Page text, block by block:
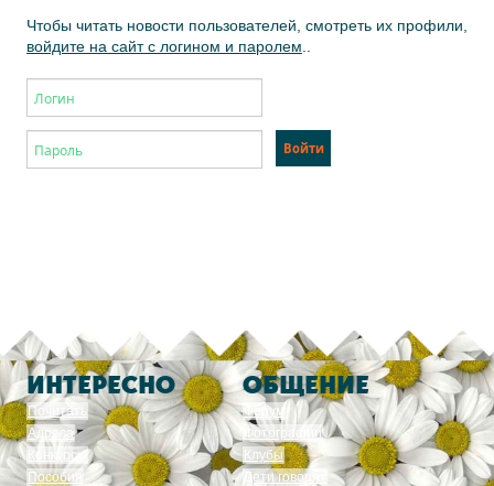
Чтобы читать новости пользователей, смотреть их профили,
войдите на сайт с логином и паролем
ИНТЕРЕСНО
Почитать
Адреса
Конкурсы
Пособия
ОБЩЕНИЕ
Форум
Фотографии
Клубы
Дети говорят